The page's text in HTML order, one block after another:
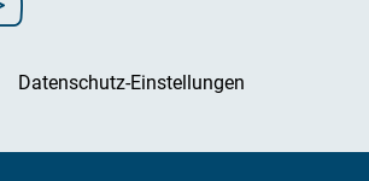
Datenschutz-Einstellungen